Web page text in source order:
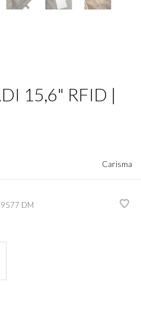
15,6" RFID |
Carisma
DM